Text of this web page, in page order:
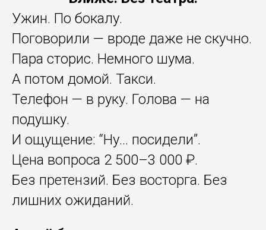
Ужин. По бокалу.
Поговорили — вроде даже не скучно.
Пара сторис. Немного шума.
А потом домой. Такси.
Телефон — в руку. Голова — на
подушку.
И ощущение: “Ну... посидели”.
Цена вопроса 2 500–3 000 ₽.
Без претензий. Без восторга. Без
лишних ожиданий.